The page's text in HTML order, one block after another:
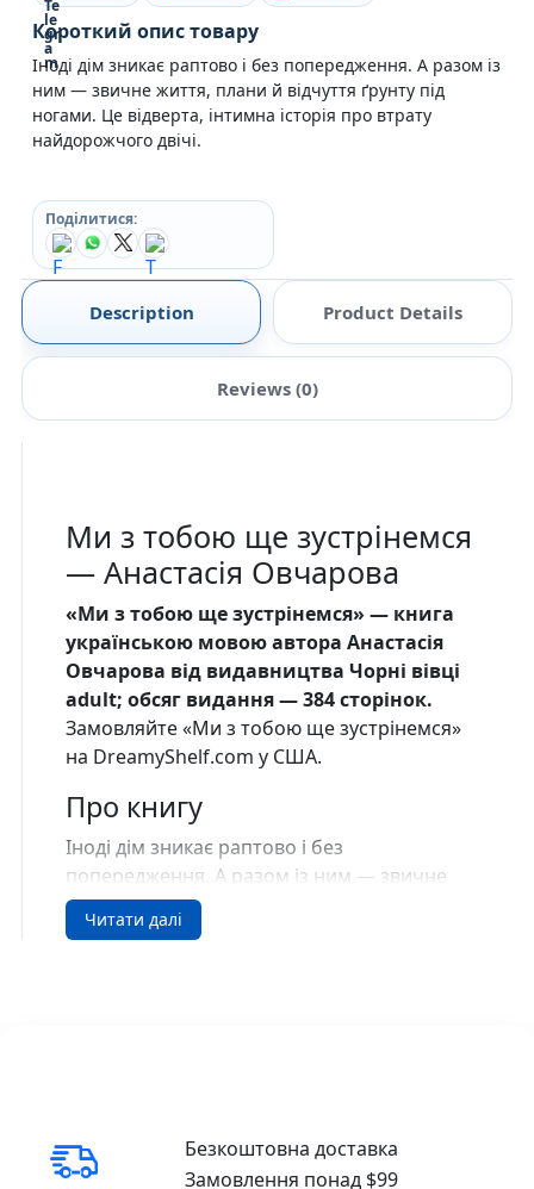
Короткий опис товару
Іноді дім зникає раптово і без попередження. А разом із
ним — звичне життя, плани й відчуття ґрунту під
ногами. Це відверта, інтимна історія про втрату
найдорожчого двічі.
Поділитися:
Description Product Details
Reviews (0)
Ми з тобою ще зустрінемся
— Анастасія Овчарова
«Ми з тобою ще зустрінемся» — книга
українською мовою автора Анастасія
Овчарова від видавництва Чорні вівці
adult; обсяг видання — 384 сторінок.
Замовляйте «Ми з тобою ще зустрінемся»
на DreamyShelf.com у США.
Про книгу
Іноді дім зникає раптово і без
попередження. А разом із ним — звичне
життя, плани й відчуття ґрунту під ногами.
Це відверта, інтимна історія про втрату
слабкість і зрештою знаходить рівновагу.
Це книжка-подорож і книжка-розмова.
Читати далі
Безкоштовна доставка
Замовлення понад $99